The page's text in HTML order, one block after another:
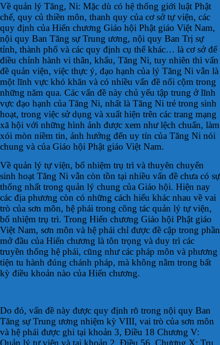
Về quản lý Tăng, Ni: Mặc dù có hệ thống giới luật Phật
chế, quy củ thiền môn, thanh quy của cơ sở tự viện, các
quy định của Hiến chương Giáo hội Phật giáo Việt Nam,
nội quy Ban Tăng sự Trung ương, nội quy Ban Trị sự
tỉnh, thành phố và các quy định cụ thể khác… là cơ sở để
điều chỉnh hành vi thân, khẩu, Tăng Ni, tuy nhiên thì vấn
đề quản viện, việc thực ý, đạo hạnh của lý Tăng Ni vẫn là
một lĩnh vực khó khăn và có nhiều vấn đề nổi cộm trong
những năm qua. Các vấn đề này chủ yếu tập trung ở lĩnh
vực đạo hạnh của Tăng Ni, nhất là Tăng Ni trẻ trong sinh
hoạt, trong việc sử dụng và xuất hiện trên các trang mạng
xã hội với những hình ảnh được xem như lệch chuẩn, làm
xói mòn niềm tin, ảnh hưởng đến uy tín của Tăng Ni nói
chung và của Giáo hội Phật giáo Việt Nam.
Về quản lý tự viện, bổ nhiệm trụ trì và thuyên chuyển
sinh hoạt Tăng Ni vẫn còn tồn tại nhiều vấn đề chưa có sự
thống nhất trong quản lý chung của Giáo hội. Hiện nay
các địa phương còn có những cách hiểu khác nhau về vai
trò của sơn môn, hệ phái trong công tác quản lý tự viện,
bổ nhiệm trụ trì. Trong Hiến chương Giáo hội Phật giáo
Việt Nam, sơn môn và hệ phái chỉ được đề cập trong phần
mở đầu của Hiến chương là tôn trọng và duy trì các
truyền thống hệ phái, cũng như các pháp môn và phương
tiện tu hành đúng chánh pháp, mà không nằm trong bất
kỳ điều khoản nào của Hiến chương.
Do đó, vấn đề này được quy định rõ trong nội quy Ban
Tăng sự Trung ương nhiệm kỳ VIII, vai trò của sơn môn
và hệ phái được ghi tại khoản 3, Điều 18 Chương V:
Quản lý tự viện và tại khoản 2, Điều 56, Chương X: Trụ